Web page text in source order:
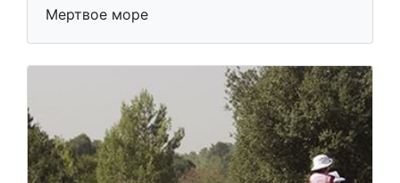
Мертвое море